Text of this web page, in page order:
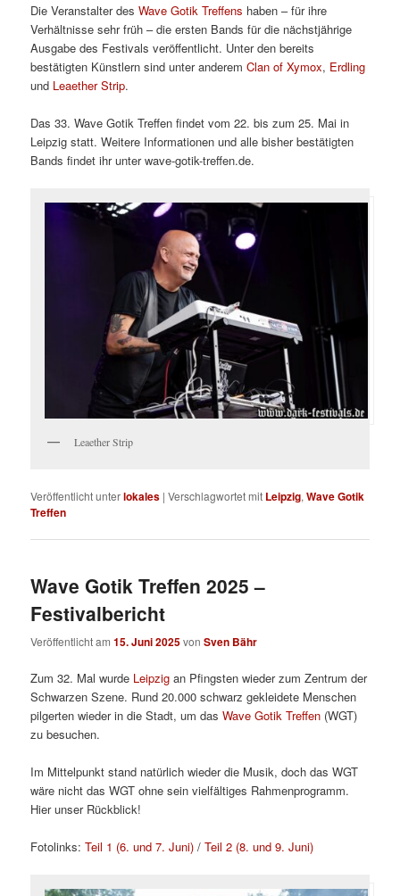
Die Veranstalter desWave Gotik Treffens haben – für ihre
Verhältnisse sehr früh – die ersten Bands für die nächstjährige
Ausgabe des Festivals veröffentlicht. Unter den bereits
bestätigten Künstlern sind unter anderemClan of Xymox, Erdling
und Leaether Strip.
Das 33. Wave Gotik Treffen findet vom 22. bis zum 25. Mai in
Leipzig statt. Weitere Informationen und alle bisher bestätigten
Bands findet ihr unter wave-gotik-treffen.de.
Leaether Strip
Veröffentlicht unterlokales |Verschlagwortet mit Leipzig,Wave Gotik
Treffen
Wave Gotik Treffen 2025 –
Festivalbericht
Veröffentlicht am15. Juni 2025vonSven Bähr
Zum 32. Mal wurde Leipzig an Pfingsten wieder zum Zentrum der
Schwarzen Szene. Rund 20.000 schwarz gekleidete Menschen
pilgerten wieder in die Stadt, um dasWave Gotik Treffen (WGT)
zu besuchen.
Im Mittelpunkt stand natürlich wieder die Musik, doch das WGT
wäre nicht das WGT ohne sein vielfältiges Rahmenprogramm.
Hier unser Rückblick!
Fotolinks:Teil 1 (6. und 7. Juni) /Teil 2 (8. und 9. Juni)